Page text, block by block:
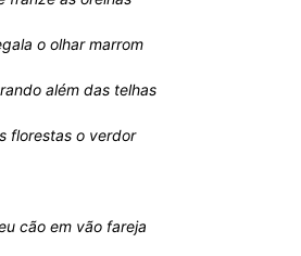
o olhar marrom
além das telhas
florestas o verdor
cão em vão fareja